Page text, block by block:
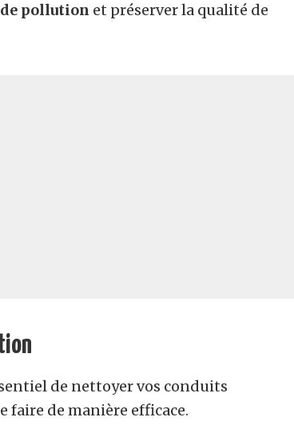
pollution et préserver la qualité de
de nettoyer vos conduits
faire de manière efficace.